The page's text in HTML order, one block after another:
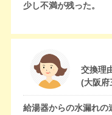
少し不満が残った。
交換理
(大阪府
給湯器からの水漏れの